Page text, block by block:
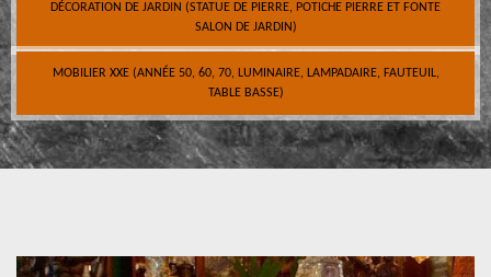
DÉCORATION DE JARDIN (STATUE DE PIERRE, POTICHE PIERRE ET FONTE
SALON DE JARDIN)
MOBILIER XXE (ANNÉE 50, 60, 70, LUMINAIRE, LAMPADAIRE, FAUTEUIL,
TABLE BASSE)